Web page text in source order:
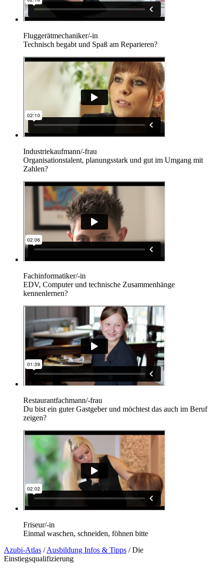
Fluggerätmechaniker/-in
Technisch begabt und Spaß am Reparieren?
Industriekaufmann/-frau
Organisationstalent, planungsstark und gut im Umgang mit
Zahlen?
Fachinformatiker/-in
EDV, Computer und technische Zusammenhänge
kennenlernen?
Restaurantfachmann/-frau
Du bist ein guter Gastgeber und möchtest das auch im Beruf
zeigen?
Friseur/-in
Einmal waschen, schneiden, föhnen bitte
Azubi-Atlas /Ausbildung Infos & Tipps /Die
Einstiegsqualifizierung